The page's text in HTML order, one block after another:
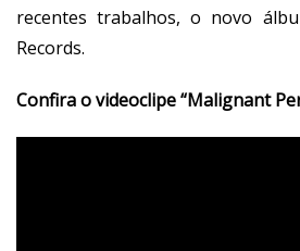
recentes trabalhos, o novo
Records.
Confira o videoclipe “Malignant